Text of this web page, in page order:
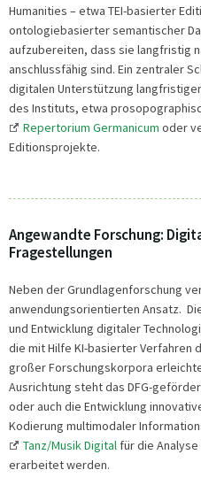
Humanities – etwa TEI-basierter
ontologiebasierter semantischer
aufzubereiten, dass sie langfristig
anschlussfähig sind. Ein zentraler
digitalen Unterstützung
des Instituts, etwa
Repertorium Germanicum oder
Editionsprojekte.
Angewandte Forschung:
Fragestellungen
Neben der Grundlagenforschung
anwendungsorientierten Ansatz.
und Entwicklung digitaler
die mit Hilfe KI-basierter Verfahren
großer Forschungskorpora
Ausrichtung steht das DFG-
oder auch die Entwicklung
Kodierung multimodaler
Tanz/Musik Digital für die Analyse
erarbeitet werden.